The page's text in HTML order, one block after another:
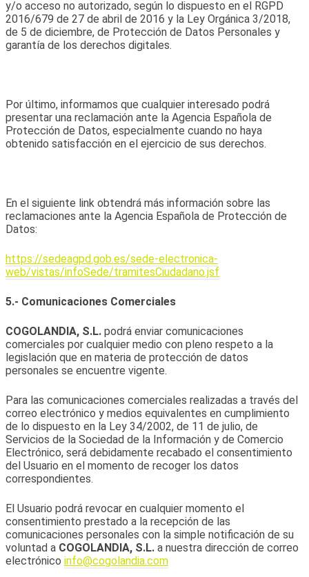
y/o acceso no autorizado, según lo dispuesto en el RGPD
2016/679 de 27 de abril de 2016 y la Ley Orgánica 3/2018,
de 5 de diciembre, de Protección de Datos Personales y
garantía de los derechos digitales.
Por último, informamos que cualquier interesado podrá
presentar una reclamación ante la Agencia Española de
Protección de Datos, especialmente cuando no haya
obtenido satisfacción en el ejercicio de sus derechos.
En el siguiente link obtendrá más información sobre las
reclamaciones ante la Agencia Española de Protección de
Datos:
https://sedeagpd.gob.es/sede-electronica-
web/vistas/infoSede/tramitesCiudadano.jsf
5.- Comunicaciones Comerciales
COGOLANDIA, S.L. podrá enviar comunicaciones
comerciales por cualquier medio con pleno respeto a la
legislación que en materia de protección de datos
personales se encuentre vigente.
Para las comunicaciones comerciales realizadas a través del
correo electrónico y medios equivalentes en cumplimiento
de lo dispuesto en la Ley 34/2002, de 11 de julio, de
Servicios de la Sociedad de la Información y de Comercio
Electrónico, será debidamente recabado el consentimiento
del Usuario en el momento de recoger los datos
correspondientes.
El Usuario podrá revocar en cualquier momento el
consentimiento prestado a la recepción de las
comunicaciones personales con la simple notificación de su
voluntad a COGOLANDIA, S.L. a nuestra dirección de correo
electrónico info@cogolandia.com